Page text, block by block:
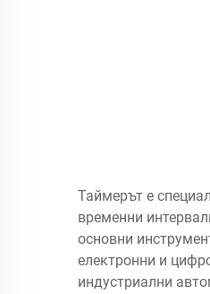
Таймерът е
временни
основни
електронни и
индустриални